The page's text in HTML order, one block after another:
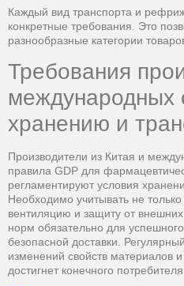
Каждый вид транспорта и
конкретные требования. Это
разнообразные категории
Требования
международных
хранению и
Производители из Китая и
правила GDP для
регламентируют условия
Необходимо учитывать не
вентиляцию и защиту от
норм обязательно для
безопасной доставки.
изменений свойств материалов
достигнет конечного